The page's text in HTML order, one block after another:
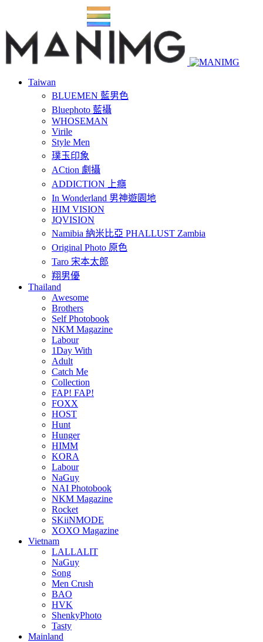
Taiwan
BLUEMEN 藍男色
Bluephoto 藍攝
WHOSEMAN
Virile
Style Men
璞玉印象
ACtion 劇攝
ADDICTION 上癮
In Wonderland 男神遊園地
HIM VISION
JQVISION
Namibia 納米比亞 PHALLUST Zambia
Original Photo 原色
Taro 宋本太郎
翔男優
Thailand
Awesome
Brothers
Self Photobook
NKM Magazine
Labour
1Day With
Adult
Catch Me
Collection
FAP! FAP!
FOXX
HOST
Hunt
Hunger
HIMM
KORA
Labour
NaGuy
NAI Photobook
NKM Magazine
Rocket
SKiiNMODE
XOXO Magazine
Vietnam
LALLALIT
NaGuy
Song
Men Crush
BAO
HVK
ShenkyPhoto
Tasty
Mainland